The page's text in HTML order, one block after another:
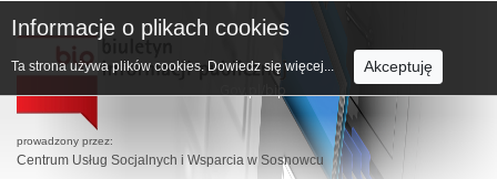
prowadzony przez:
Centrum Usług Socjalnych i Wsparcia w Sosnowcu
Informacje o plikach cookies
Ta strona używa plików cookies. Dowiedz się więcej... Akceptuję